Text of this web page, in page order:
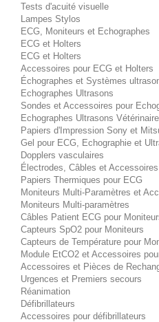
Tests d'acuité visuelle
Lampes Stylos
ECG, Moniteurs et Echographes
ECG et Holters
ECG et Holters
Accessoires pour ECG et Holters
Échographes et Systèmes
Echographes Ultrasons
Sondes et Accessoires pour
Echographes Ultrasons
Papiers d'Impression Sony et
Gel pour ECG, Echographie et
Dopplers vasculaires
Électrodes, Câbles et
Papiers Thermiques pour ECG
Moniteurs Multi-Paramètres et
Moniteurs Multi-paramètres
Câbles Patient ECG pour
Capteurs SpO2 pour Moniteurs
Capteurs de Température pour
Module EtCO2 et Accessoires
Accessoires et Pièces de
Urgences et Premiers secours
Réanimation
Défibrillateurs
Accessoires pour défibrillateurs